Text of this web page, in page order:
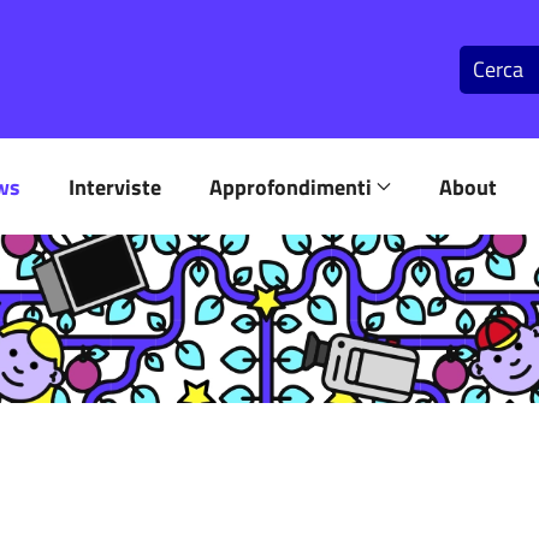
Interviste Approfondimenti About